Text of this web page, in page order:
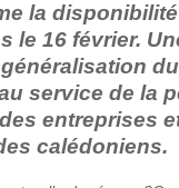
la
le 16 février.
service de la
entreprises
calédoniens.